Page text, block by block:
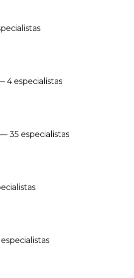
4 especialistas
35 especialistas